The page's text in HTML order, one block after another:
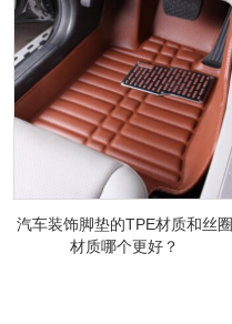
汽车装饰脚垫的TPE材质和丝圈
材质哪个更好？